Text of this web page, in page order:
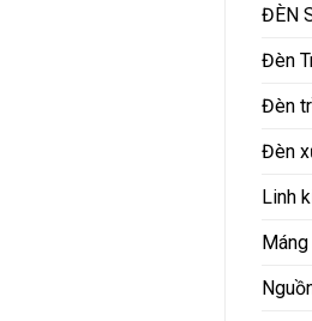
ĐÈN
Đèn
Đèn
Đèn
Linh